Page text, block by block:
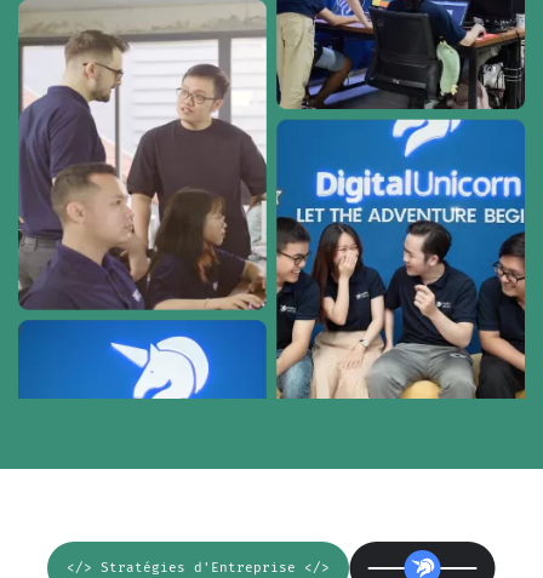
</> Stratégies d'Entreprise </>